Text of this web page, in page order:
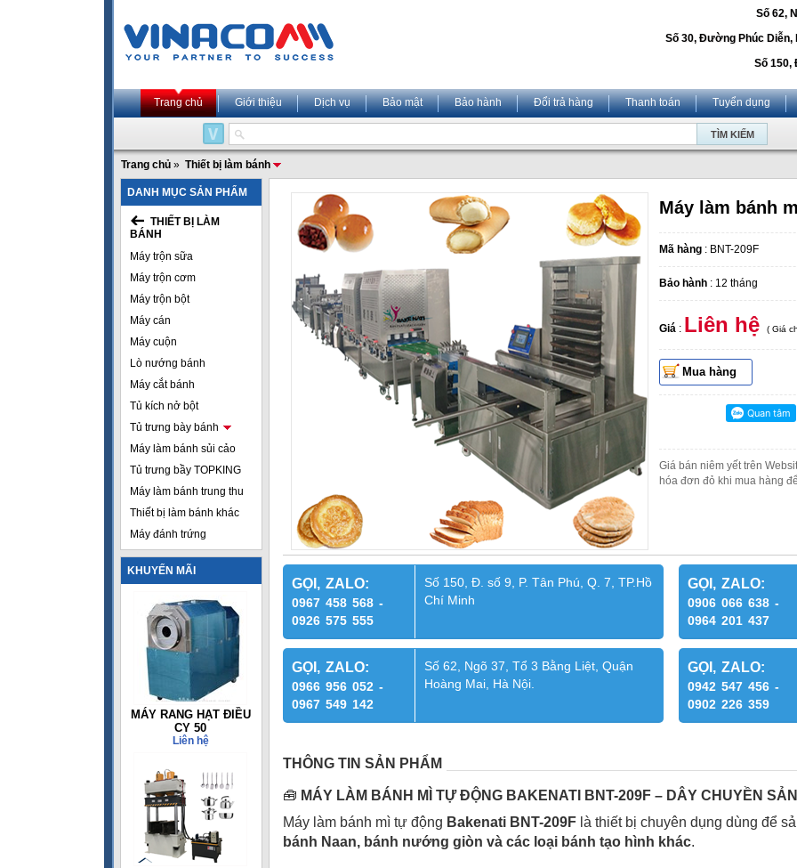
Số 62,
Số 30, Đường Phúc Diễn,
Số 150,
Trang chủ Giới thiệu Dịch vụ Bảo mật Bảo hành Đổi trả hàng Thanh toán Tuyển dụng
Trang chủ » Thiết bị làm bánh
DANH MỤC SẢN PHẨM
THIẾT BỊ LÀM
BÁNH
Máy trộn sữa
Máy trộn cơm
Máy trộn bột
Máy cán
Máy cuộn
Lò nướng bánh
Máy cắt bánh
Tủ kích nở bột
Tủ trưng bày bánh
Máy làm bánh sủi cảo
Tủ trưng bầy TOPKING
Máy làm bánh trung thu
Thiết bị làm bánh khác
Máy đánh trứng
KHUYẾN MÃI
MÁY RANG HẠT ĐIỀU
CY 50
Liên hệ
Máy làm bánh
Mã hàng : BNT-209F
Bảo hành : 12 tháng
Giá : Liên hệ ( Giá
Mua hàng
Giá bán niêm yết trên
hóa đơn đỏ khi mua hàng
GỌI, ZALO:
0967 458 568 -
0926 575 555
Số 150, Đ. số 9, P. Tân Phú, Q. 7, TP.Hồ
Chí Minh
GỌI, ZALO:
0906 066 638 -
0964 201 437
GỌI, ZALO:
0966 956 052 -
0967 549 142
Số 62, Ngõ 37, Tổ 3 Bằng Liệt, Quận
Hoàng Mai, Hà Nội.
GỌI, ZALO:
0942 547 456 -
0902 226 359
THÔNG TIN SẢN PHẨM
🧰 MÁY LÀM BÁNH MÌ TỰ ĐỘNG BAKENATI BNT-209F – DÂY CHUYỀN
Máy làm bánh mì tự động Bakenati BNT-209F là thiết bị chuyên dụng dùng để
bánh Naan, bánh nướng giòn và các loại bánh tạo hình khác.